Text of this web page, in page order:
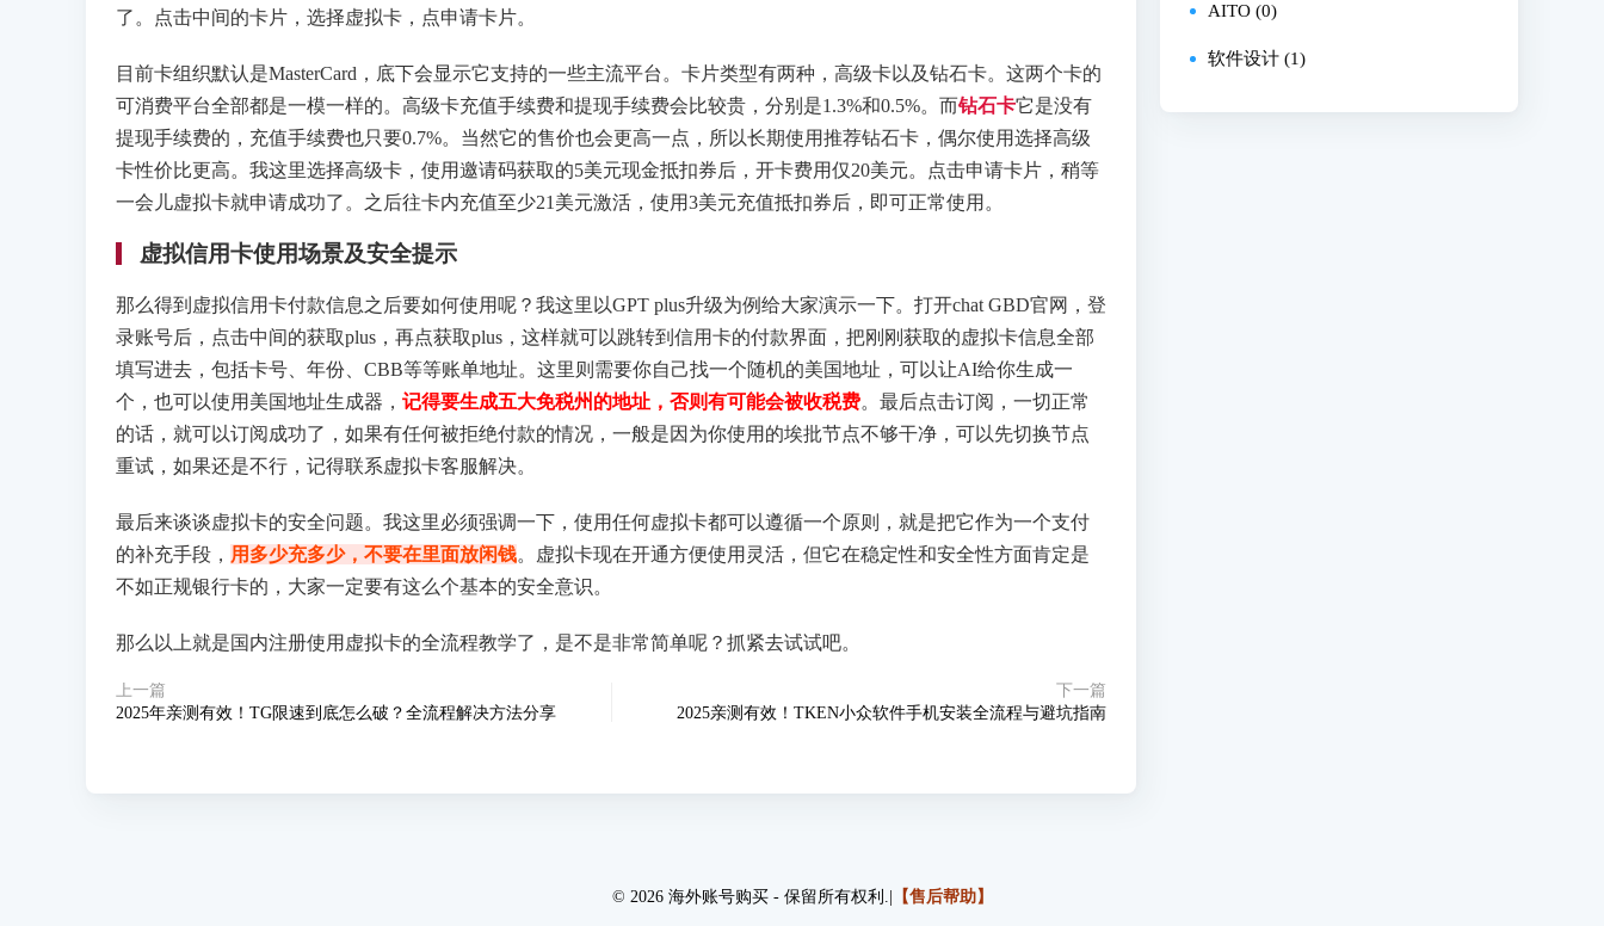
了。点击中间的卡片，选择虚拟卡，点申请卡片。
目前卡组织默认是MasterCard，底下会显示它支持的一些主流平台。卡片类型有两种，高级卡以及钻石卡。这两个卡的
可消费平台全部都是一模一样的。高级卡充值手续费和提现手续费会比较贵，分别是1.3%和0.5%。而钻石卡它是没有
提现手续费的，充值手续费也只要0.7%。当然它的售价也会更高一点，所以长期使用推荐钻石卡，偶尔使用选择高级
卡性价比更高。我这里选择高级卡，使用邀请码获取的5美元现金抵扣券后，开卡费用仅20美元。点击申请卡片，稍等
一会儿虚拟卡就申请成功了。之后往卡内充值至少21美元激活，使用3美元充值抵扣券后，即可正常使用。
虚拟信用卡使用场景及安全提示
那么得到虚拟信用卡付款信息之后要如何使用呢？我这里以GPT plus升级为例给大家演示一下。打开chat GBD官网，登
录账号后，点击中间的获取plus，再点获取plus，这样就可以跳转到信用卡的付款界面，把刚刚获取的虚拟卡信息全部
填写进去，包括卡号、年份、CBB等等账单地址。这里则需要你自己找一个随机的美国地址，可以让AI给你生成一
个，也可以使用美国地址生成器， 记得要生成五大免税州的地址，否则有可能会被收税费。最后点击订阅，一切正常
的话，就可以订阅成功了，如果有任何被拒绝付款的情况，一般是因为你使用的埃批节点不够干净，可以先切换节点
重试，如果还是不行，记得联系虚拟卡客服解决。
最后来谈谈虚拟卡的安全问题。我这里必须强调一下，使用任何虚拟卡都可以遵循一个原则，就是把它作为一个支付
的补充手段， 用多少充多少，不要在里面放闲钱。虚拟卡现在开通方便使用灵活，但它在稳定性和安全性方面肯定是
不如正规银行卡的，大家一定要有这么个基本的安全意识。
那么以上就是国内注册使用虚拟卡的全流程教学了，是不是非常简单呢？抓紧去试试吧。
上一篇
2025年亲测有效！TG限速到底怎么破？全流程解决方法分享
下一篇
2025亲测有效！TKEN小众软件手机安装全流程与避坑指南
AITO (0)
软件设计 (1)
© 2026 海外账号购买 - 保留所有权利.| 【售后帮助】